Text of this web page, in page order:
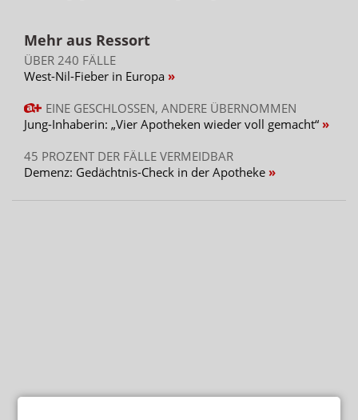
Mehr aus Ressort
ÜBER 240 FÄLLE
West-Nil-Fieber in Europa
EINE GESCHLOSSEN, ANDERE ÜBERNOMMEN
Jung-Inhaberin: „Vier Apotheken wieder voll gemacht“
45 PROZENT DER FÄLLE VERMEIDBAR
Demenz: Gedächtnis-Check in der Apotheke